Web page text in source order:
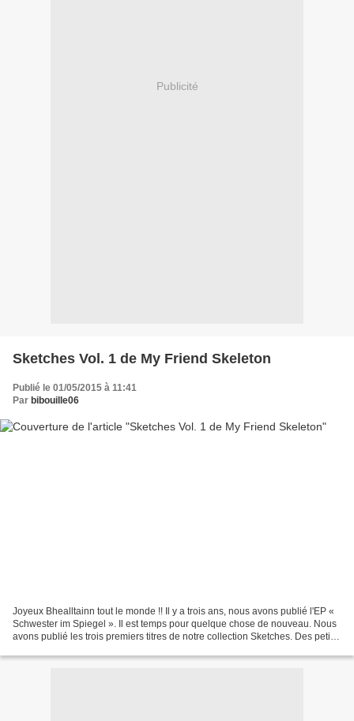
Publicité
Sketches Vol. 1 de My Friend Skeleton
Publié le 01/05/2015 à 11:41
Par bibouille06
Joyeux Bhealltainn tout le monde !! Il y a trois ans, nous avons publié l'EP «
Schwester im Spiegel ». Il est temps pour quelque chose de nouveau. Nous
avons publié les trois premiers titres de notre collection Sketches. Des petits